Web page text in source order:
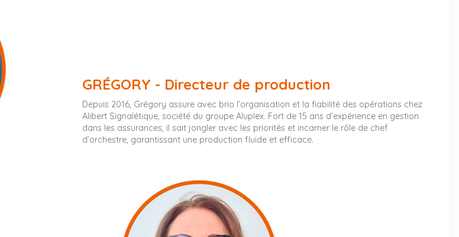
GRÉGORY - Directeur de production
Depuis 2016, Grégory assure avec brio l’organisation et la fiabilité des opérations chez
Alibert Signalétique, société du groupe Aluplex. Fort de 15 ans d’expérience en gestion
dans les assurances, il sait jongler avec les priorités et incarner le rôle de chef
d’orchestre, garantissant une production fluide et efficace.